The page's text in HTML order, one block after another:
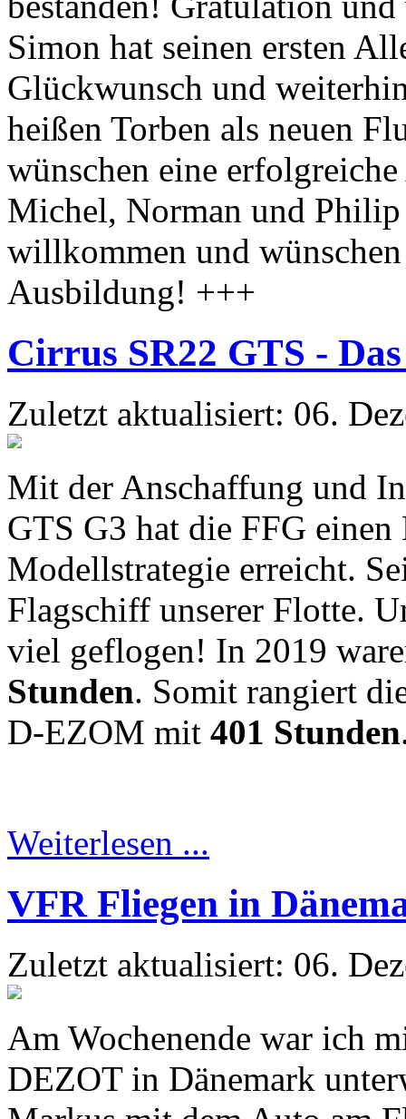
Cirrus SR22 GTS -
Zuletzt aktualisiert: 06.
Mit der Anschaffung und
GTS G3 hat die FFG
Modellstrategie erreicht.
Flagschiff unserer Flotte.
viel geflogen! In 2019
Stunden. Somit rangiert
D-EZOM mit 401 Stunden
Weiterlesen ...
VFR Fliegen in
Zuletzt aktualisiert: 06.
Am Wochenende war ich
DEZOT in Dänemark